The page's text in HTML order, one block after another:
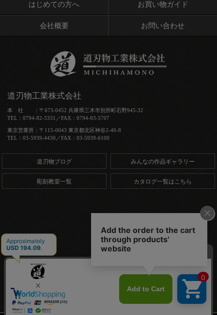
はじめての方へ お買い物ガイド
会社概要 お問い合わせ
道刃物工業株式会社
本 社 ：〒673-0452 兵庫県三木市別所町石野945-32
TEL：0794-82-3331／FAX：0794-83-5707
東京営業所：〒115-0043 東京都北区神谷2-40-8
TEL：03-5939-4430／FAX：03-5939-6100
道刃物ブログ みんなの作品ギャラリー
彫刻教室一覧 カタログ一覧はこちら
Copyright (C) 道刃物工業株式会社. All Rights Reserved.